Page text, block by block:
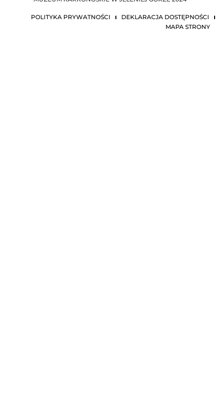
POLITYKA PRYWATNOŚCI
DEKLARACJA DOSTĘPNOŚCI
MAPA STRONY